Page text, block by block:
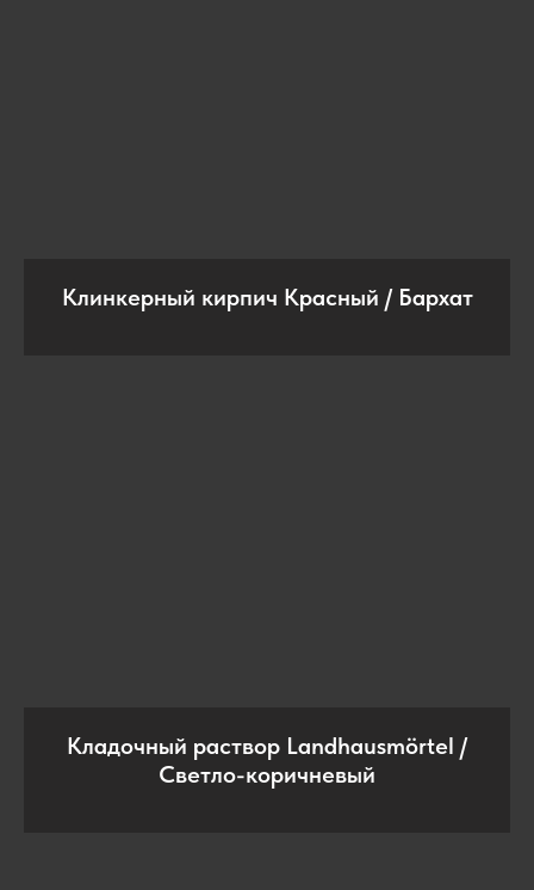
Клинкерный кирпич Красный / Бархат
Кладочный раствор Landhausmörtel /
Светло-коричневый